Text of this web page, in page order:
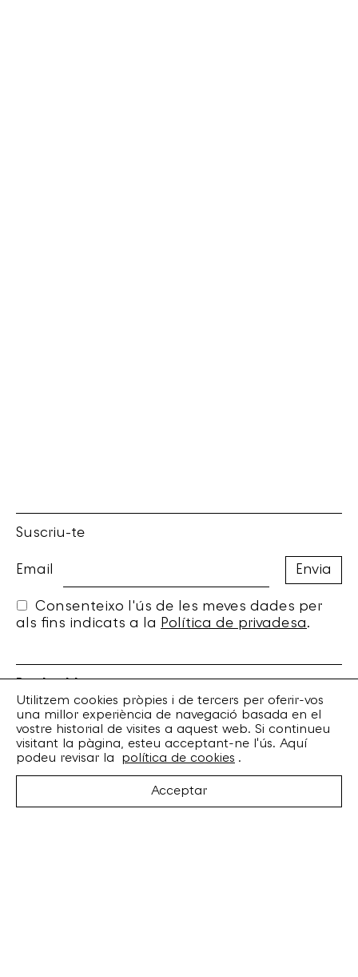
Suscriu-te
Email
Consenteixo l'ús de les meves dades per
als fins indicats a la Política de privadesa.
Torrent de l’Olla, 203 Local 1
08012 Barcelona
+34 932 070 164
bankrobber@bankrobber.net
Utilitzem cookies pròpies i de tercers per oferir-vos
una millor experiència de navegació basada en el
vostre historial de visites a aquest web. Si continueu
visitant la pàgina, esteu acceptant-ne l'ús. Aquí
podeu revisar la
política de cookies .
Acceptar